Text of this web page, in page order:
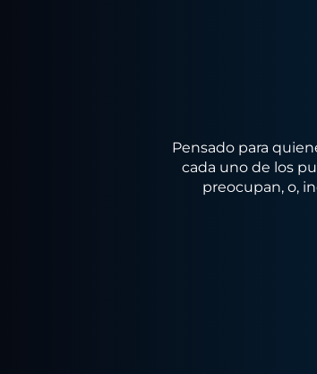
Pensado para
cada uno de los
preocupan, o,